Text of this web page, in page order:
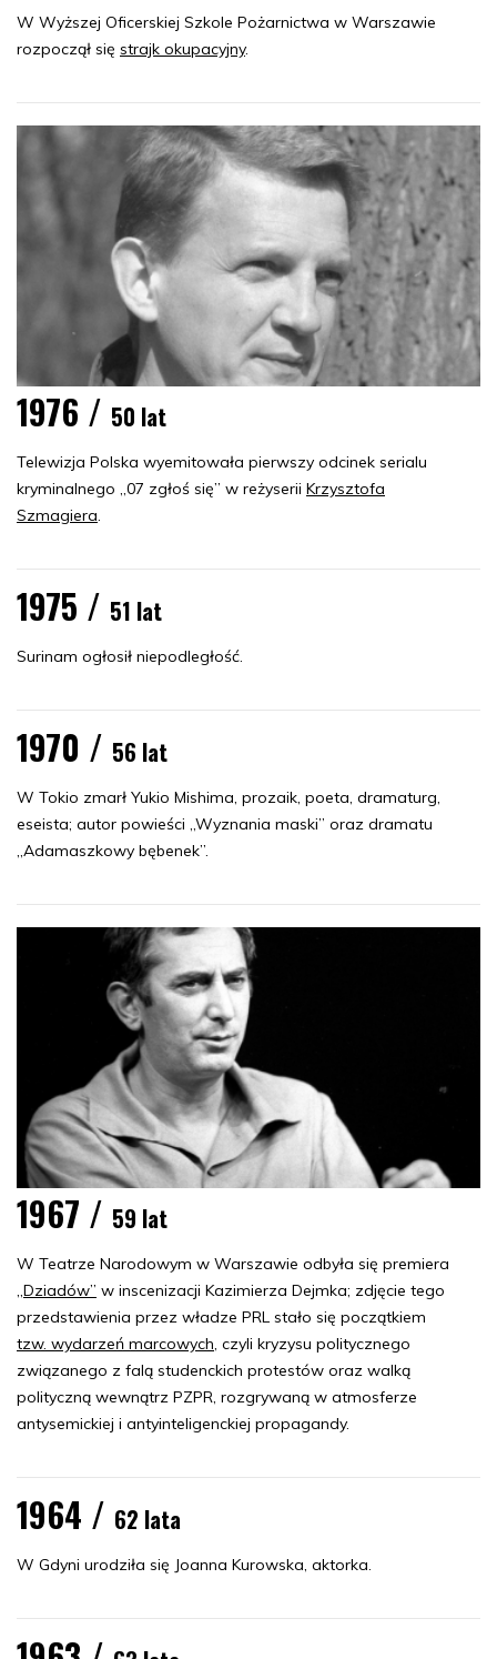
W Wyższej Oficerskiej Szkole Pożarnictwa w Warszawie
rozpoczął się strajk okupacyjny.
1976 / 50 lat
Telewizja Polska wyemitowała pierwszy odcinek serialu
kryminalnego „07 zgłoś się” w reżyserii Krzysztofa
Szmagiera.
1975 / 51 lat
Surinam ogłosił niepodległość.
1970 / 56 lat
W Tokio zmarł Yukio Mishima, prozaik, poeta, dramaturg,
eseista; autor powieści „Wyznania maski” oraz dramatu
„Adamaszkowy bębenek”.
1967 / 59 lat
W Teatrze Narodowym w Warszawie odbyła się premiera
„Dziadów” w inscenizacji Kazimierza Dejmka; zdjęcie tego
przedstawienia przez władze PRL stało się początkiem
tzw. wydarzeń marcowych, czyli kryzysu politycznego
związanego z falą studenckich protestów oraz walką
polityczną wewnątrz PZPR, rozgrywaną w atmosferze
antysemickiej i antyinteligenckiej propagandy.
1964 / 62 lata
W Gdyni urodziła się Joanna Kurowska, aktorka.